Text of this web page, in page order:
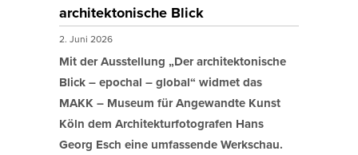
architektonische Blick
2. Juni 2026
Mit der Ausstellung „Der architektonische
Blick – epochal – global“ widmet das
MAKK – Museum für Angewandte Kunst
Köln dem Architekturfotografen Hans
Georg Esch eine umfassende Werkschau.